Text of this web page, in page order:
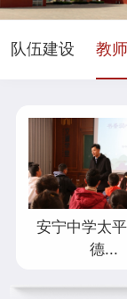
队伍建设 教
安宁中学太
德...